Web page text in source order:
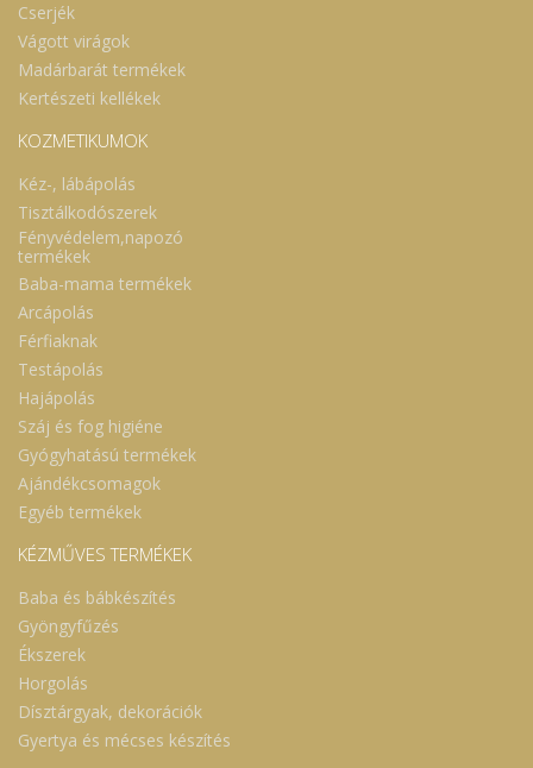
Cserjék
Vágott virágok
Madárbarát termékek
Kertészeti kellékek
KOZMETIKUMOK
Kéz-, lábápolás
Tisztálkodószerek
Fényvédelem,napozó
termékek
Baba-mama termékek
Arcápolás
Férfiaknak
Testápolás
Hajápolás
Száj és fog higiéne
Gyógyhatású termékek
Ajándékcsomagok
Egyéb termékek
KÉZMŰVES TERMÉKEK
Baba és bábkészítés
Gyöngyfűzés
Ékszerek
Horgolás
Dísztárgyak, dekorációk
Gyertya és mécses készítés